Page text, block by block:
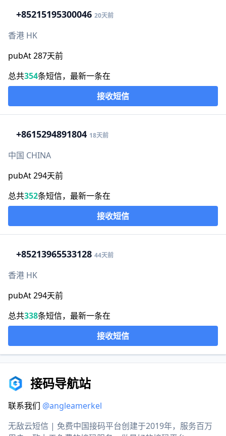
+85215195300046 20天前
香港 HK
pubAt 287天前
总共354条短信，最新一条在
接收短信
+8615294891804 18天前
中国 CHINA
pubAt 294天前
总共352条短信，最新一条在
接收短信
+85213965533128 44天前
香港 HK
pubAt 294天前
总共338条短信，最新一条在
接收短信
接码导航站
联系我们 @angleamerkel
无敌云短信 | 免费中国接码平台创建于2019年，服务百万